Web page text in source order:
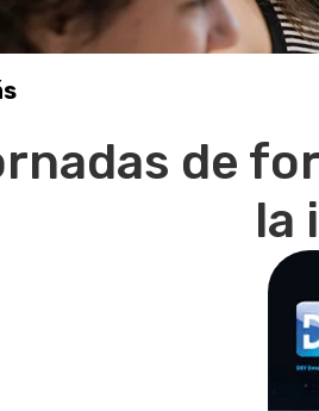
de
la